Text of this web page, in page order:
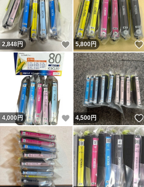
2,848円 いいね！
5,800円
4,000円 いいね！
4,500円